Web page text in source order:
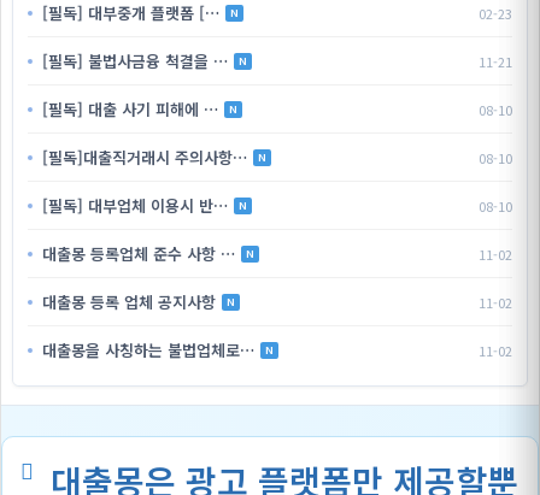
[필독] 대부중개 플랫폼 [… N 02-23
[필독] 불법사금융 척결을 … N 11-21
[필독] 대출 사기 피해에 … N 08-10
[필독]대출직거래시 주의사항… N 08-10
[필독] 대부업체 이용시 반… N 08-10
대출몽 등록업체 준수 사항 … N 11-02
대출몽 등록 업체 공지사항 N 11-02
대출몽을 사칭하는 불법업체로… N 11-02
대출몽은 광고 플랫폼만 제공할뿐